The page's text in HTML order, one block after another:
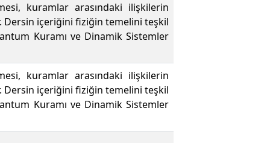
kuramlar arasındaki ilişkilerin
içeriğini fiziğin temelini teşkil
Kuramı ve Dinamik Sistemler
kuramlar arasındaki ilişkilerin
içeriğini fiziğin temelini teşkil
Kuramı ve Dinamik Sistemler